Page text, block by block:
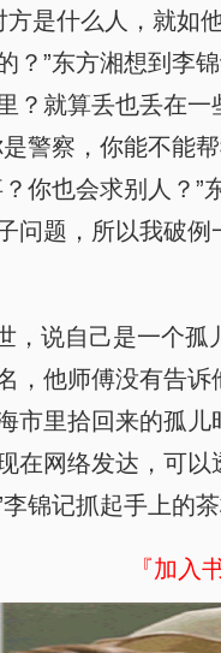
是什么人，就如
”东方湘想到李
？就算丢也丢在
警察，你能不能
你也会求别人？
题，所以我破
，说自己是一个
，他师傅没有告
里拾回来的孤
网络发达，可
锦记抓起手上的
『加入